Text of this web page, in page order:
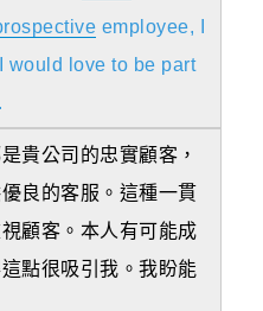
employee, I
would love to be part
貴公司的忠實顧客，
良的客服。這種一貫
顧客。本人有可能成
點很吸引我。我盼能